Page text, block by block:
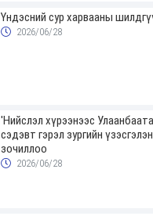
Үндэсний сур харвааны
2026/06/28
'Нийслэл хүрээнээс
сэдэвт гэрэл зургийн
зочиллоо
2026/06/28